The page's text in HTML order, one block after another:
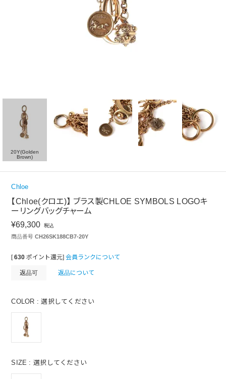
20Y(Golden
Brown)
Chloe
【Chloe(クロエ)】 ブラス製CHLOE SYMBOLS LOGOキ
ーリングバッグチャーム
¥69,300 税込
商品番号 CH26SK188CB7-20Y
[ 630 ポイント還元] 会員ランクについて
返品可 返品について
COLOR 選択してください
SIZE 選択してください